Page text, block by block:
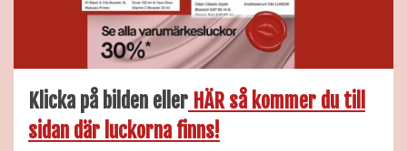
Klicka på bilden eller HÄR så kommer du till
sidan där luckorna finns!